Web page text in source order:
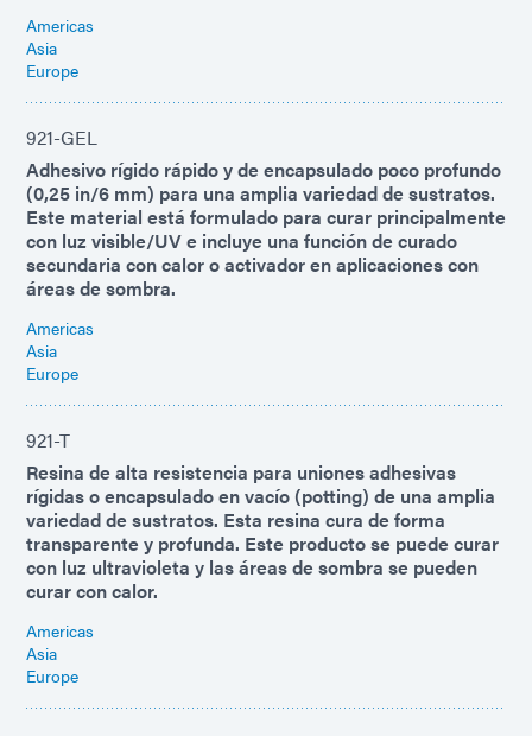
Americas
Asia
Europe
921-GEL
Adhesivo rígido rápido y de encapsulado poco profundo
(0,25 in/6 mm) para una amplia variedad de sustratos.
Este material está formulado para curar principalmente
con luz visible/UV e incluye una función de curado
secundaria con calor o activador en aplicaciones con
áreas de sombra.
Americas
Asia
Europe
921-T
Resina de alta resistencia para uniones adhesivas
rígidas o encapsulado en vacío (potting) de una amplia
variedad de sustratos. Esta resina cura de forma
transparente y profunda. Este producto se puede curar
con luz ultravioleta y las áreas de sombra se pueden
curar con calor.
Americas
Asia
Europe